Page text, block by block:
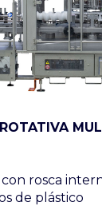
rosca
de plástico